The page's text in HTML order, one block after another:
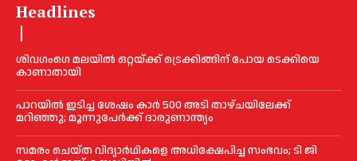
Headlines
ശിവഗംഗെ മലയിൽ ഒറ്റയ്ക്ക് ട്രെക്കിങ്ങിന് പോയ ടെക്കിയെ
കാണാതായി
പാറയിൽ ഇടിച്ച ശേഷം കാർ 500 അടി താഴ്ചയിലേക്ക്
മറിഞ്ഞു; മൂന്നുപേർക്ക് ദാരുണാന്ത്യം
സമരം ചെയ്ത വിദ്യാര്‍ഥികളെ അധിക്ഷേപിച്ച സംഭവം; ടി ജി